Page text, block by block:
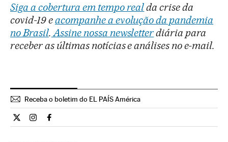
Siga a cobertura em tempo realda crise da
covid-19 eacompanhe a evolução da pandemia
no Brasil. Assine nossa newsletterdiária para
receber as últimas notícias e análises no e-mail.
Receba o boletim do EL PAÍS América
Internacional El País Brasil en Twitter
Internacional El País Brasil en Instagram
Internacional El País Brasil en Facebook